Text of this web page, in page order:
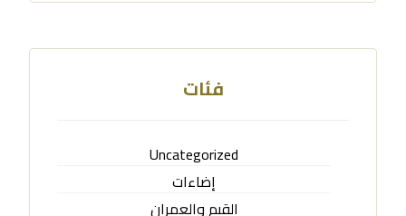
فئات
Uncategorized
إضاءات
القيم والعمران